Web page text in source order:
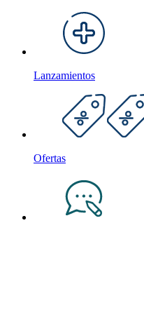
Lanzamientos
Ofertas